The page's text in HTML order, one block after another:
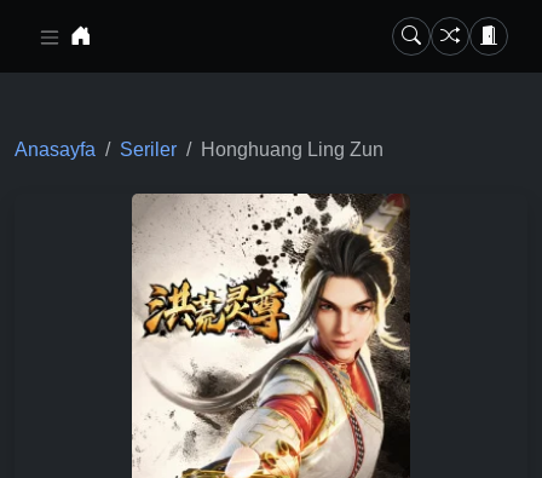
Anasayfa Seriler Honghuang Ling Zun